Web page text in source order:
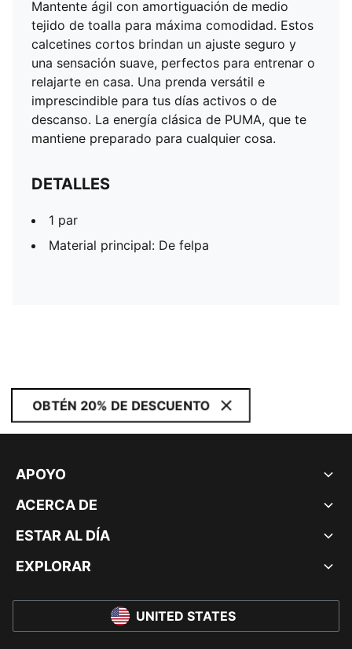
Mantente ágil con amortiguación de medio
tejido de toalla para máxima comodidad. Estos
calcetines cortos brindan un ajuste seguro y
una sensación suave, perfectos para entrenar o
relajarte en casa. Una prenda versátil e
imprescindible para tus días activos o de
descanso. La energía clásica de PUMA, que te
mantiene preparado para cualquier cosa.
DETALLES
1 par
Material principal: De felpa
OBTÉN 20% DE DESCUENTO
APOYO
ACERCA DE
ESTAR AL DÍA
EXPLORAR
UNITED STATES